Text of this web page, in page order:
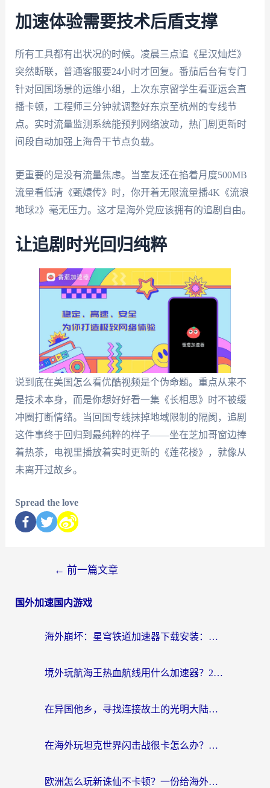
加速体验需要技术后盾支撑
所有工具都有出状况的时候。凌晨三点追《星汉灿烂》
突然断联，普通客服要24小时才回复。番茄后台有专门
针对回国场景的运维小组，上次东京留学生看亚运会直
播卡顿，工程师三分钟就调整好东京至杭州的专线节
点。实时流量监测系统能预判网络波动，热门剧更新时
间段自动加强上海骨干节点负载。
更重要的是没有流量焦虑。当室友还在掐着月度500MB
流量看低清《甄嬛传》时，你开着无限流量播4K《流浪
地球2》毫无压力。这才是海外党应该拥有的追剧自由。
让追剧时光回归纯粹
说到底在美国怎么看优酷视频是个伪命题。重点从来不
是技术本身，而是你想好好看一集《长相思》时不被缓
冲圈打断情绪。当回国专线抹掉地域限制的隔阂，追剧
这件事终于回归到最纯粹的样子——坐在芝加哥窗边捧
着热茶，电视里播放着实时更新的《莲花楼》，就像从
未离开过故乡。
Spread the love
← 前一篇文章
国外加速国内游戏
海外崩坏：星穹铁道加速器下载安装：一份给游子的终极网络指南
境外玩航海王热血航线用什么加速器？2026海外玩家实测最优方案（附欧洲问道堡垒前线加速技巧）
在异国他乡，寻找连接故土的光明大陆免费加速器
在海外玩坦克世界闪击战很卡怎么办？老玩家亲测有效的加速器选择指南
欧洲怎么玩新诛仙不卡顿？一份给海外游子的国服游戏畅玩指南